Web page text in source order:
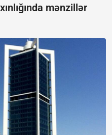
mənzillər